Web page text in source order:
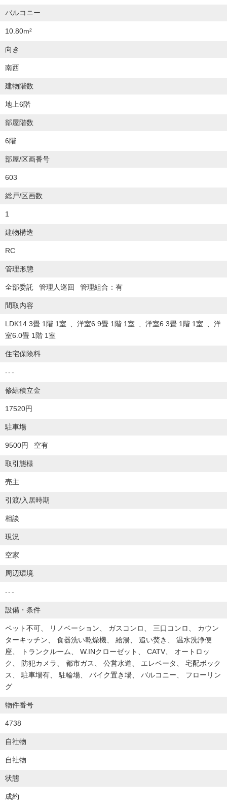
バルコニー
10.80m²
向き
南西
建物階数
地上6階
部屋階数
6階
部屋/区画番号
603
総戸/区画数
1
建物構造
RC
管理形態
全部委託 管理人巡回 管理組合：有
間取内容
LDK14.3畳 1階 1室 洋室6.9畳 1階 1室 洋室6.3畳 1階 1室
洋
室6.0畳 1階 1室
住宅保険料
---
修繕積立金
17520円
駐車場
9500円 空有
取引態様
売主
引渡/入居時期
相談
現況
空家
周辺環境
---
設備・条件
ペット不可 リノベーション ガスコンロ 三口コンロ
カウン
ターキッチン
食器洗い乾燥機 給湯 追い焚き
温水洗浄便
座
トランクルーム W.INクローゼット CATV
オートロッ
ク
防犯カメラ 都市ガス 公営水道 エレベータ
宅配ボック
ス
駐車場有 駐輪場 バイク置き場 バルコニー
フローリン
グ
物件番号
4738
自社物
自社物
状態
成約